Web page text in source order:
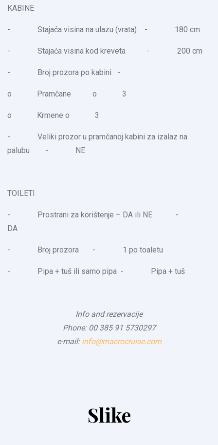
KABINE
- Stajaća visina na ulazu (vrata) - 180 cm
- Stajaća visina kod kreveta - 200 cm
- Broj prozora po kabini -
o Pramčane o 3
o Krmene o 3
- Veliki prozor u pramčanoj kabini za izalaz na
palubu - NE
TOILETI
- Prostrani za korištenje – DA ili NE -
DA
- Broj prozora - 1 po toaletu
- Pipa + tuš ili samo pipa - Pipa + tuš
Info and rezervacije
Phone: 00 385 91 5730297
e-mail: info@macrocruise.com
Slike